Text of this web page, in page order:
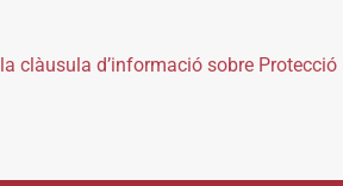
la clàusula d’informació sobre Protecció